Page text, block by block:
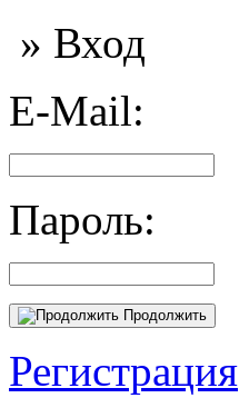
» Вход
E-Mail:
Пароль:
Продолжить
Регистрация